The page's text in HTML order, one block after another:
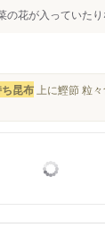
の花が入っていた
昆布 上に鰹節 粒